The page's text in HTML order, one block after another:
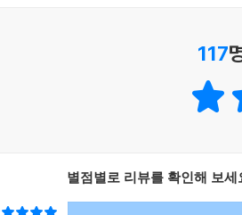
.” 이렇게 나를 인정하고 위로해주십
부터라도 배우고 연습하면 더 행복하고
엇이, 누가 떠오르나요? 나는 어떨 때
들. 모르면 오해하기 쉽고, 알면 사랑하
117
별점별로 리뷰를 확인해 보세